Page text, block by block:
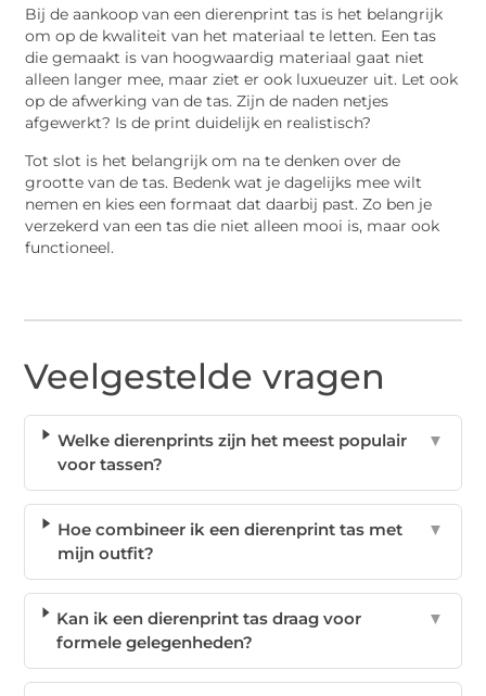
Bij de aankoop van een dierenprint tas is het belangrijk
om op de kwaliteit van het materiaal te letten. Een tas
die gemaakt is van hoogwaardig materiaal gaat niet
alleen langer mee, maar ziet er ook luxueuzer uit. Let ook
op de afwerking van de tas. Zijn de naden netjes
afgewerkt? Is de print duidelijk en realistisch?
Tot slot is het belangrijk om na te denken over de
grootte van de tas. Bedenk wat je dagelijks mee wilt
nemen en kies een formaat dat daarbij past. Zo ben je
verzekerd van een tas die niet alleen mooi is, maar ook
functioneel.
Veelgestelde vragen
Welke dierenprints zijn het meest populair
voor tassen?
▼
Hoe combineer ik een dierenprint tas met
mijn outfit?
▼
Kan ik een dierenprint tas draag voor
formele gelegenheden?
▼